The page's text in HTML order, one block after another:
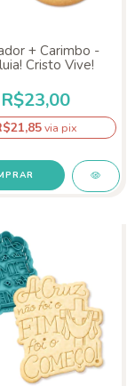
+ Carimbo -
Cristo Vive!
R$23,00
via pix